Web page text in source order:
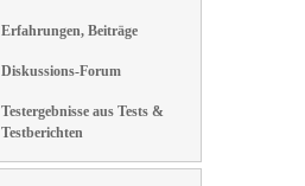
Erfahrungen, Beiträge
Diskussions-Forum
Testergebnisse aus Tests &
Testberichten